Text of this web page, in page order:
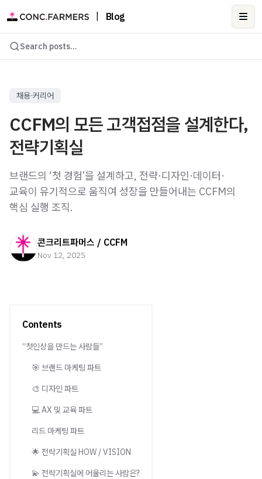
Blog
Search posts...
채용·커리어
CCFM의 모든 고객접점을 설계한다,
전략기획실
브랜드의 ‘첫 경험’을 설계하고, 전략·디자인·데이터·
교육이 유기적으로 움직여 성장을 만들어내는 CCFM의
핵심 실행 조직.
콘크리트파머스 / CCFM
Nov 12, 2025
Contents
“첫인상을 만드는 사람들”
🎯 브랜드 마케팅 파트
🎨 디자인 파트
💻 AX 및 교육 파트
리드 마케팅 파트
🌟 전략기획실 HOW / VISION
💫 전략기획실에 어울리는 사람은?